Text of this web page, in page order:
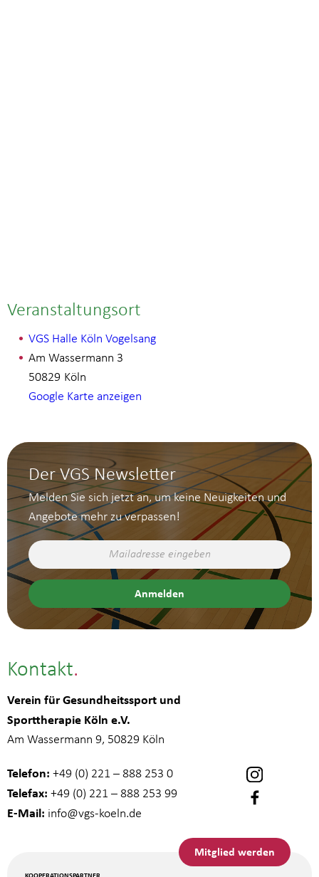
Veranstaltungsort
VGS Halle Köln Vogelsang
Am Wassermann 3
Köln
50829
Google Karte anzeigen
Der VGS Newsletter
Melden Sie sich jetzt an, um keine Neuigkeiten und
Angebote mehr zu verpassen!
Kontakt
Verein für Gesundheitssport und
Sporttherapie Köln e.V.
Am Wassermann 9, 50829 Köln
Telefon: +49 (0) 221 – 888 253 0
Telefax: +49 (0) 221 – 888 253 99
E-Mail: info@vgs-koeln.de
Mitglied werden
KOOPERATIONSPARTNER